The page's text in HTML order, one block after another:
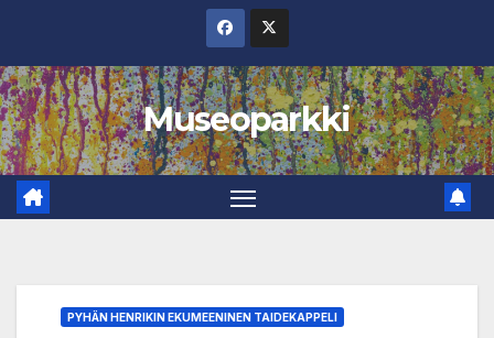
content
Museoparkki
PYHÄN HENRIKIN EKUMEENINEN TAIDEKAPPELI